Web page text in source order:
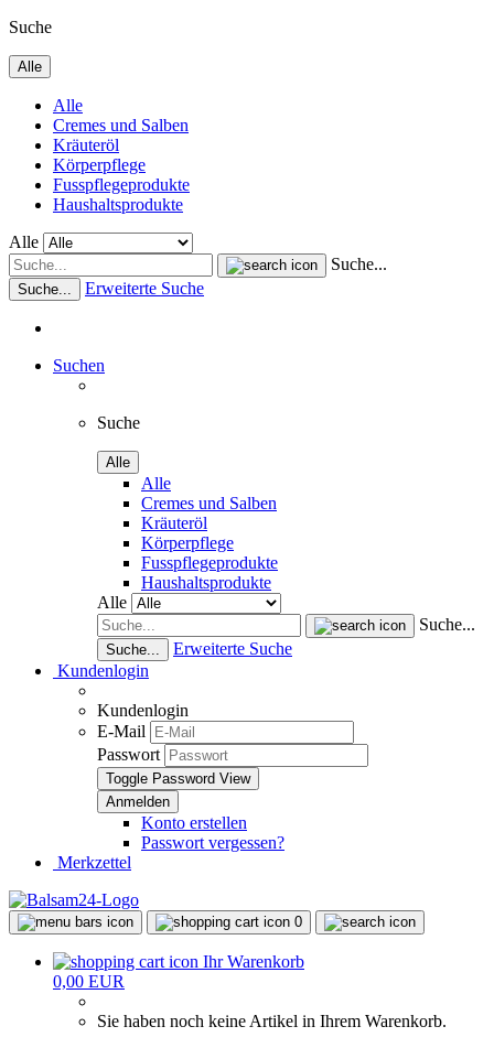
Suche
Alle
Alle
Cremes und Salben
Kräuteröl
Körperpflege
Fusspflegeprodukte
Haushaltsprodukte
Alle
Suche...
Suche... Erweiterte Suche
Suchen
Suche
Alle
Alle
Cremes und Salben
Kräuteröl
Körperpflege
Fusspflegeprodukte
Haushaltsprodukte
Alle
Suche...
Suche...
Erweiterte Suche
Kundenlogin
Kundenlogin
E-Mail
Passwort
Toggle Password View
Konto erstellen
Passwort vergessen?
Merkzettel
0
Ihr Warenkorb
0,00 EUR
Sie haben noch keine Artikel in Ihrem Warenkorb.